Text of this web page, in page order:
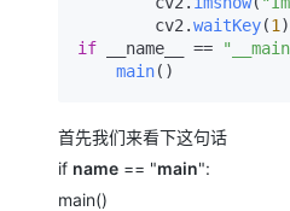
        cv2.
waitKey(1
if __name__ ==
main
首先我们来看下这句话
if name == "main":
main()